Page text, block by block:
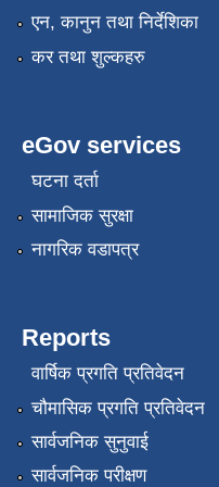
एन, कानुन तथा निर्देशिका
कर तथा शुल्कहरु
eGov services
घटना दर्ता
सामाजिक सुरक्षा
नागरिक वडापत्र
Reports
वार्षिक प्रगति प्रतिवेदन
चौमासिक प्रगति प्रतिवेदन
सार्वजनिक सुनुवाई
सार्वजनिक परीक्षण